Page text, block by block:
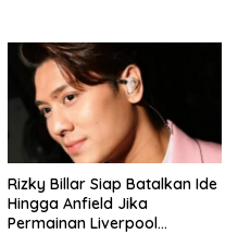
Rizky Billar Siap Batalkan Ide
Hingga Anfield Jika
Permainan Liverpool